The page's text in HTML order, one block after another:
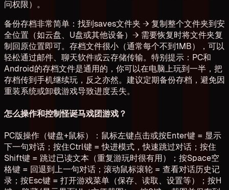
问权限）。
备份存档非常简单：找到saves文件夹 → 复制整个文件夹到安
全位置（如云盘、U盘或其他设备）→ 需要恢复时将文件夹复
制回原位置即可。存档文件很小（通常每个不到1MB），可以
轻松通过邮件、聊天软件或云存储传输。特别提示：PC和
Android的存档文件是通用的，你可以在电脑上玩到一半，把
存档传到手机继续玩，反之亦然。建议定期备份存档，避免因
重装系统或卸载游戏导致进度丢失。
怎么操作和控制怪诞马戏团游戏？
PC版操作（键盘+鼠标）：鼠标左键点击或按Enter键 = 显示
下一句对话；按住Ctrl键 = 快进模式，快速跳过对话；按住
Shift键 = 跳过已读文本（重复游玩时很有用）；按Space空
格键 = 回退到上一句对话；滚动鼠标滚轮 = 查看对话历史记
录；按Esc键 = 打开游戏菜单（保存、读取、设置等）；按H